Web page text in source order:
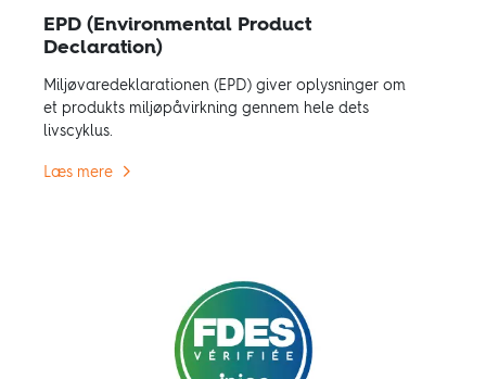
EPD (Environmental Product
Declaration)
Miljøvaredeklarationen (EPD) giver oplysninger om
et produkts miljøpåvirkning gennem hele dets
livscyklus.
Læs mere